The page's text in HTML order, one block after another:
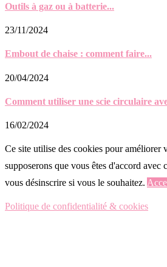
Outils à gaz ou à batterie...
23/11/2024
Embout de chaise : comment faire...
20/04/2024
Comment utiliser une scie circulaire
16/02/2024
Ce site utilise des cookies pour améliorer
supposerons que vous êtes d'accord avec
vous désinscrire si vous le souhaitez.
Politique de confidentialité & cookies